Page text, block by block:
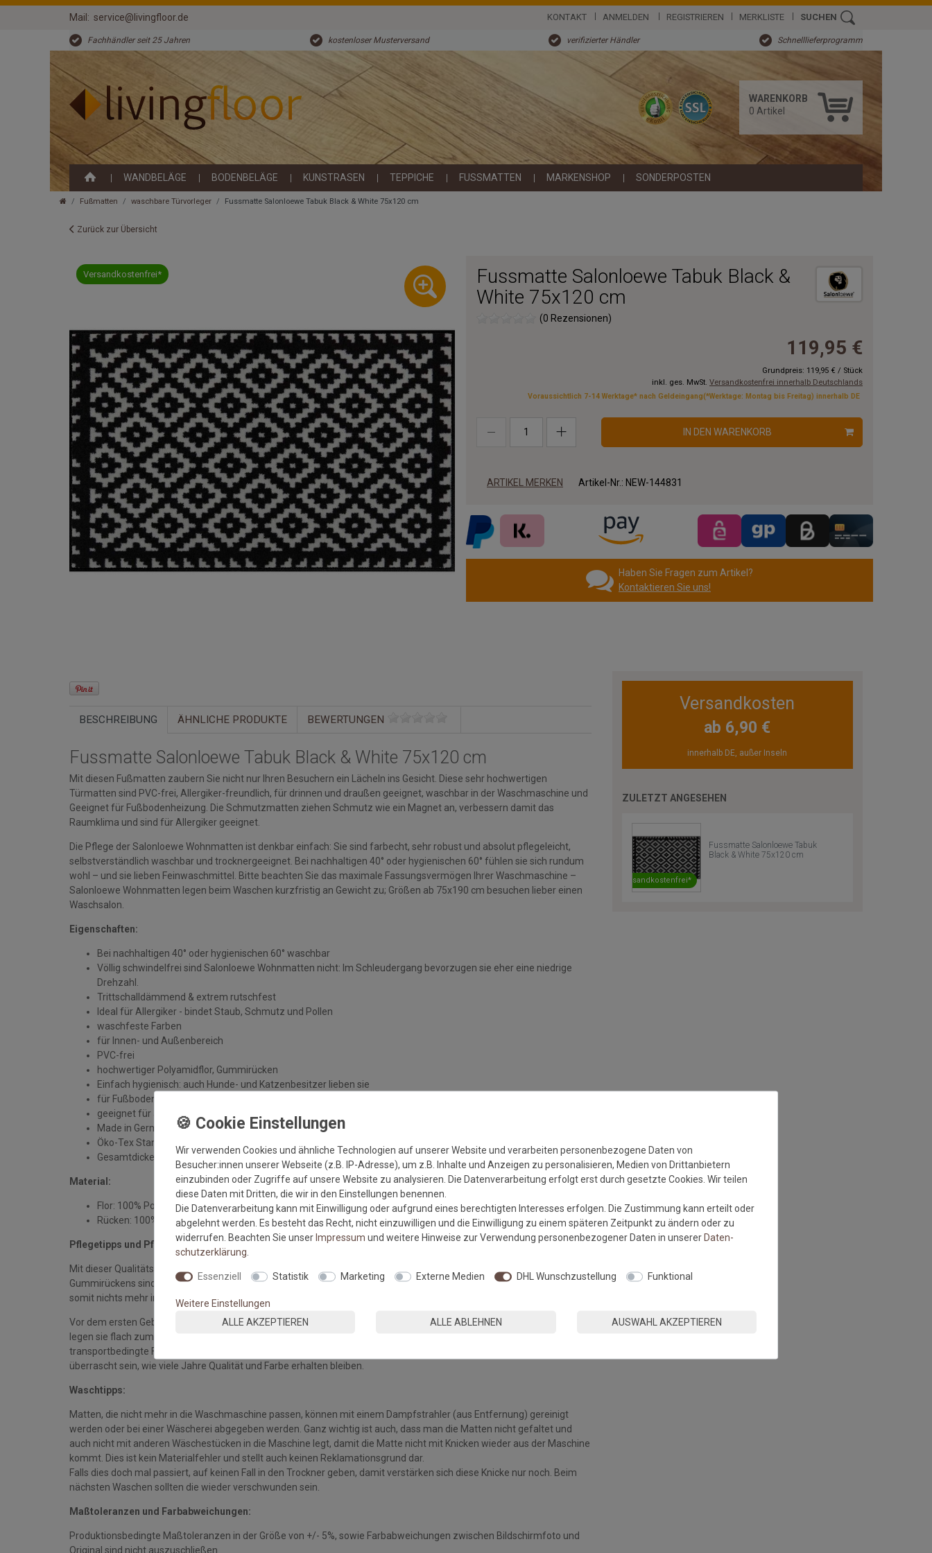
Mail: service@livingfloor.de KONTAKT ANMELDEN REGISTRIEREN MERKLISTE SUCHEN
Fachhändler seit 25 Jahren kostenloser Musterversand verifizierter Händler Schnelllieferprogramm
WARENKORB
0 Artikel
WANDBELÄGE BODENBELÄGE KUNSTRASEN TEPPICHE FUSSMATTEN MARKENSHOP SONDERPOSTEN
Fußmatten waschbare Türvorleger Fussmatte Salonloewe Tabuk Black & White 75x120 cm
Zurück zur Übersicht
Versandkostenfrei*
Fussmatte Salonloewe Tabuk Black &
White 75x120 cm
(0 Rezensionen)
119,95 €
Grundpreis: 119,95 € / Stück
inkl. ges. MwSt. Versandkostenfrei innerhalb Deutschlands
Voraussichtlich 7-14 Werktage* nach Geldeingang(*Werktage: Montag bis Freitag) innerhalb DE
IN DEN WARENKORB
ARTIKEL MERKEN Artikel-Nr.: NEW-144831
Haben Sie Fragen zum Artikel?
Kontaktieren Sie uns!
BESCHREIBUNG ÄHNLICHE PRODUKTE BEWERTUNGEN
Fussmatte Salonloewe Tabuk Black & White 75x120 cm
Mit diesen Fußmatten zaubern Sie nicht nur Ihren Besuchern ein Lächeln ins Gesicht. Diese sehr hochwertigen
Türmatten sind PVC-frei, Allergiker-freundlich, für drinnen und draußen geeignet, waschbar in der Waschmaschine und
Geeignet für Fußbodenheizung. Die Schmutzmatten ziehen Schmutz wie ein Magnet an, verbessern damit das
Raumklima und sind für Allergiker geeignet.
Die Pflege der Salonloewe Wohnmatten ist denkbar einfach: Sie sind farbecht, sehr robust und absolut pflegeleicht,
selbstverständlich waschbar und trocknergeeignet. Bei nachhaltigen 40° oder hygienischen 60° fühlen sie sich rundum
wohl – und sie lieben Feinwaschmittel. Bitte beachten Sie das maximale Fassungsvermögen Ihrer Waschmaschine –
Salonloewe Wohnmatten legen beim Waschen kurzfristig an Gewicht zu; Größen ab 75x190 cm besuchen lieber einen
Waschsalon.
Eigenschaften:
Bei nachhaltigen 40° oder hygienischen 60° waschbar
Völlig schwindelfrei sind Salonloewe Wohnmatten nicht: Im Schleudergang bevorzugen sie eher eine niedrige
Drehzahl.
Trittschalldämmend & extrem rutschfest
Ideal für Allergiker - bindet Staub, Schmutz und Pollen
waschfeste Farben
für Innen- und Außenbereich
PVC-frei
hochwertiger Polyamidflor, Gummirücken
Einfach hygienisch: auch Hunde- und Katzenbesitzer lieben sie
für Fußbodenheizung geeignet
geeignet für alle sauberen, trockenen und unbehandelten Böden
Made in Germany
Öko-Tex Standard 100
Gesamtdicke: ca. 7 mm
Material:
Flor: 100% Polyamid
Rücken: 100% Gummi
Pflegetipps und Pflegehinweise:
Mit dieser Qualitätsmatte sichern Sie sich waschbare Fußmatten, die zu 100% PVC-frei sind. Dank eines hochwertigen
Gummirückens sind die Fußmatten absolut ruschfest. Einem sicheren Gebrauch auch auf Fußbodenheizungen steht
somit nichts mehr im Wege.
Vor dem ersten Gebrauch waschen Sie die Fußmatte separat bei angegebener Temperatur mit Feinwaschmittel und
legen sie flach zum Trocknen aus. Dadurch richten sich die Fasern auf, der Mattenflor wird aktiviert und
transportbedingte Falten und Knicke werden wieder glatt. Pflegen Sie so Ihre Fußmatte regelmäßig und Sie werden
überrascht sein, wie viele Jahre Qualität und Farbe erhalten bleiben.
Waschtipps:
Matten, die nicht mehr in die Waschmaschine passen, können mit einem Dampfstrahler (aus Entfernung) gereinigt
werden oder bei einer Wäscherei abgegeben werden. Ganz wichtig ist auch, dass man die Matten nicht gefaltet und
auch nicht mit anderen Wäschestücken in die Maschine legt, damit die Matte nicht mit Knicken wieder aus der Maschine
kommt. Dies ist kein Materialfehler und stellt auch keinen Reklamationsgrund dar.
Falls dies doch mal passiert, auf keinen Fall in den Trockner geben, damit verstärken sich diese Knicke nur noch. Beim
nächsten Waschen sollten die wieder verschwunden sein.
Maßtoleranzen und Farbabweichungen:
Produktionsbedingte Maßtoleranzen in der Größe von +/- 5%, sowie Farbabweichungen zwischen Bildschirmfoto und
Original sind nicht auszuschließen
Versandkosten
ab 6,90 €
innerhalb DE, außer Inseln
ZULETZT ANGESEHEN
Versandkostenfrei*
Fussmatte Salonloewe Tabuk
Black & White 75x120 cm
Wir verwenden Cookies und ähnliche Technologien auf unserer Website und verarbeiten personenbezogene Daten von
Besucher:innen unserer Webseite (z.B. IP-Adresse), um z.B. Inhalte und Anzeigen zu personalisieren, Medien von Drittanbietern
einzubinden oder Zugriffe auf unsere Website zu analysieren. Die Datenverarbeitung erfolgt erst durch gesetzte Cookies. Wir teilen
diese Daten mit Dritten, die wir in den Einstellungen benennen.
Die Datenverarbeitung kann mit Einwilligung oder aufgrund eines berechtigten Interesses erfolgen. Die Zustimmung kann erteilt oder
abgelehnt werden. Es besteht das Recht, nicht einzuwilligen und die Einwilligung zu einem späteren Zeitpunkt zu ändern oder zu
widerrufen. Beachten Sie unserImpressum und weitere Hinweise zur Verwendung personenbezogener Daten in unsererDaten­
schutz­erklärung
Essenziell Statistik Marketing Externe Medien DHL Wunschzustellung Funktional
Weitere Einstellungen
ALLE AKZEPTIEREN
ALLE ABLEHNEN AUSWAHL AKZEPTIEREN